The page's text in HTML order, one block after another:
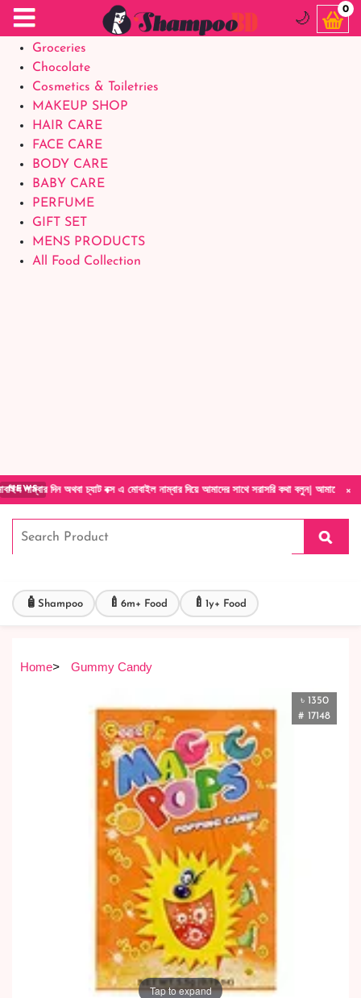
Food Supplements
Baby Foods
Groceries
Chocolate
Cosmetics & Toiletries
MAKEUP SHOP
HAIR CARE
FACE CARE
BODY CARE
BABY CARE
PERFUME
GIFT SET
MENS PRODUCTS
All Food Collection
×
NEWSচ্যাট বক্স এ মোবাইল নাম্বার দিয়ে আমাদের সাথে সরাসরি কথা বলুন| আমাদের যেকোনো পণ্য
🌙
0
🧴 Shampoo 🍼 6m+ Food 🍼 1y+ Food
Home> Gummy Candy
৳ 1350
# 17148
Tap to expand